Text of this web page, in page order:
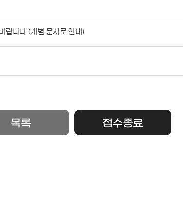
랍니다.(개별 문자로 안내)
목록 접수종료